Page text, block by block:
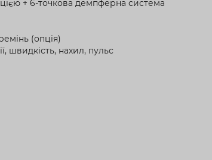
+ 6-точкова демпферна система
(опція)
швидкість, нахил, пульс